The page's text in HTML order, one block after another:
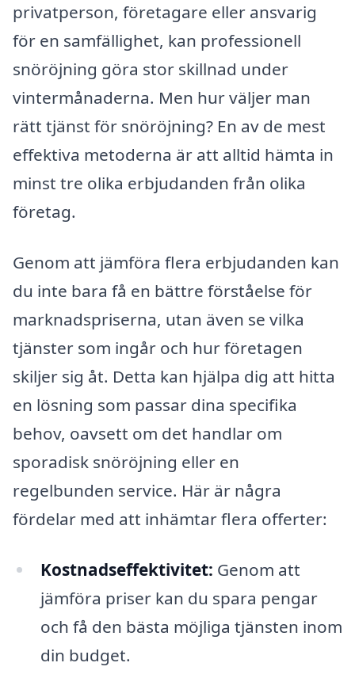
privatperson, företagare eller ansvarig
för en samfällighet, kan professionell
snöröjning göra stor skillnad under
vintermånaderna. Men hur väljer man
rätt tjänst för snöröjning? En av de mest
effektiva metoderna är att alltid hämta in
minst tre olika erbjudanden från olika
företag.
Genom att jämföra flera erbjudanden kan
du inte bara få en bättre förståelse för
marknadspriserna, utan även se vilka
tjänster som ingår och hur företagen
skiljer sig åt. Detta kan hjälpa dig att hitta
en lösning som passar dina specifika
behov, oavsett om det handlar om
sporadisk snöröjning eller en
regelbunden service. Här är några
fördelar med att inhämtar flera offerter:
Kostnadseffektivitet: Genom att
jämföra priser kan du spara pengar
och få den bästa möjliga tjänsten inom
din budget.